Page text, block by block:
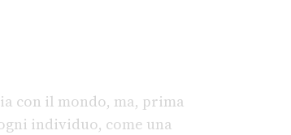
con il mondo, ma, prima
individuo, come una